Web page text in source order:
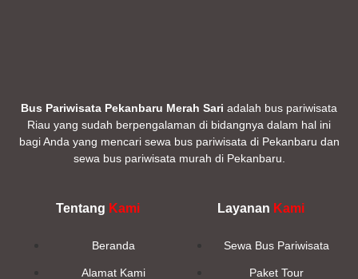
Bus Pariwisata Pekanbaru Merah Sari adalah bus pariwisata
Riau yang sudah berpengalaman di bidangnya dalam hal ini
bagi Anda yang mencari sewa bus pariwisata di Pekanbaru dan
sewa bus pariwisata murah di Pekanbaru.
Tentang Kami
Beranda
Alamat Kami
Layanan Kami
Sewa Bus Pariwisata
Paket Tour